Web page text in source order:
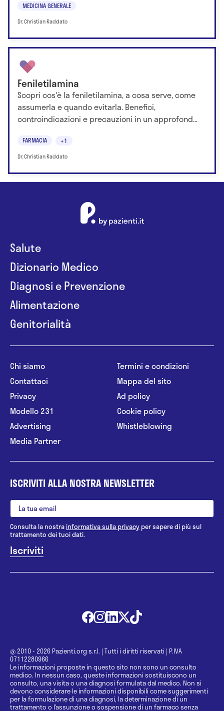
MEDICINA GENERALE
Dr. Christian Raddato
Feniletilamina
Scopri cos'è la feniletilamina, a cosa serve, come
assumerla e quando evitarla. Benefici,
controindicazioni e precauzioni in un approfond...
FARMACIA +1
Dr. Christian Raddato
Salute
Dizionario Medico
Diagnosi e Prevenzione
Alimentazione
Genitorialità
Chi siamo
Contattaci
Privacy
Modello 231
Advertising
Media Partner
Termini e condizioni
Mappa del sito
Ad policy
Cookie policy
Whistleblowing
ISCRIVITI ALLA NOSTRA NEWSLETTER
Consulta la nostrainformativa sulla privacy per sapere di più sul
trattamento dei tuoi dati.
@ 2010 - 2026 Pazienti.org s.r.l. | Tutti i diritti riservati | P.IVA
07112280966
Le informazioni proposte in questo sito non sono un consulto
medico. In nessun caso, queste informazioni sostituiscono un
consulto, una visita o una diagnosi formulata dal medico. Non si
devono considerare le informazioni disponibili come suggerimenti
per la formulazione di una diagnosi, la determinazione di un
trattamento o l’assunzione o sospensione di un farmaco senza